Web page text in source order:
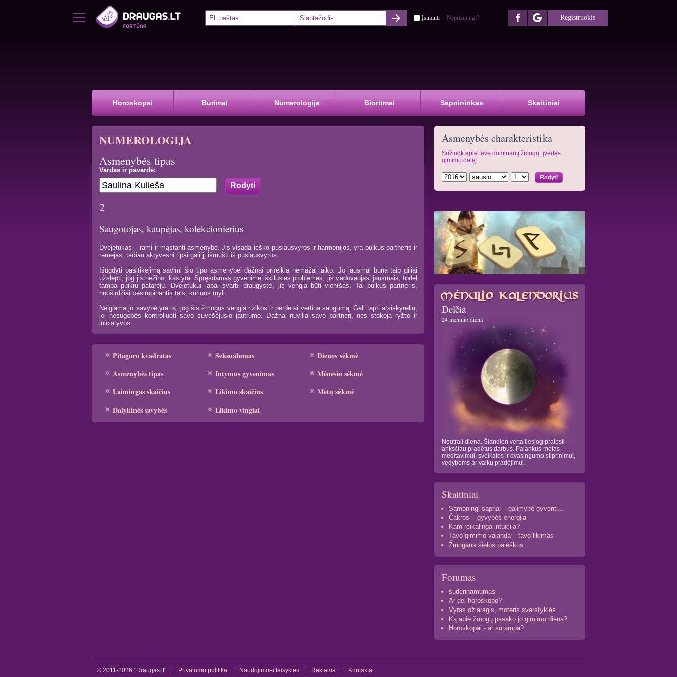
Įsiminti Neprisijungi? Registruokis
Horoskopai Būrimai Numerologija Bioritmai Sapnininkas Skaitiniai
NUMEROLOGIJA
Asmenybės tipas
Vardas ir pavardė:
2
Saugotojas, kaupėjas, kolekcionierius
Dvejetukas – rami ir mąstanti asmenybė. Jis visada ieško pusiausvyros ir harmonijos, yra puikus partneris ir
rėmėjas, tačiau aktyvesni tipai gali jį išmušti iš pusiausvyros.
Išugdyti pasitikėjimą savimi šio tipo asmenybei dažnai prireikia nemažai laiko. Jo jausmai būna taip giliai
užslėpti, jog jis nežino, kas yra. Spręsdamas gyvenime iškilusias problemas, jis vadovaujasi jausmais, todėl
tampa puikiu patarėju. Dvejetukui labai svarbi draugystė, jis vengia būti vienišas. Tai puikus partneris,
nuoširdžiai besirūpinantis tais, kuriuos myli.
Neigiama jo savybė yra ta, jog šis žmogus vengia rizikos ir perdėtai vertina saugumą. Gali tapti atsiskyrėliu,
jei nesugebės kontroliuoti savo suvešėjusio jautrumo. Dažnai nuvilia savo partnerį, nes stokoja ryžto ir
iniciatyvos.
Pitagoro kvadratas
Asmenybės tipas
Laimingas skaičius
Dalykinės savybės
Seksualumas
Intymus gyvenimas
Likimo skaičius
Likimo vingiai
Dienos sėkmė
Mėnesio sėkmė
Metų sėkmė
Asmenybės charakteristika
Sužinok apie tave dominantį žmogų, įvedęs
gimimo datą:
Delčia
24 mėnulio diena
Neutrali diena. Šiandien verta tiesiog pratęsti
anksčiau pradėtus darbus. Palankus metas
meditavimui, sveikatos ir dvasingumo stiprinimui,
vedyboms ar vaikų pradėjimui.
Skaitiniai
Sąmoningi sapnai – galimybė gyventi...
Čakros – gyvybės energija
Kam reikalinga intuicija?
Tavo gimimo valanda – tavo likimas
Žmogaus sielos paieškos
Forumas
suderinamumas
Ar del horoskopo?
Vyras ožiaragis, moteris svarstyklės
Ką apie žmogų pasako jo gimimo diena?
Horoskopai - ar sutampa?
© 2011-2026 "Draugas.lt" Privatumo politika Naudojimosi taisyklės Reklama Kontaktai